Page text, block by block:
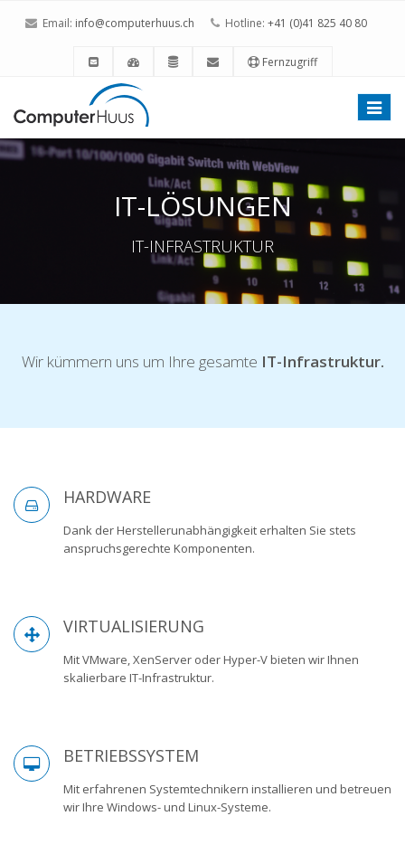
Email: info@computerhuus.ch Hotline: +41 (0)41 825 40 80
Fernzugriff
Toggle
IT-LÖSUNGEN
IT-INFRASTRUKTUR
Wir kümmern uns um Ihre gesamte IT-Infrastruktur.
HARDWARE
Dank der Herstellerunabhängigkeit erhalten Sie stets
anspruchsgerechte Komponenten.
VIRTUALISIERUNG
Mit VMware, XenServer oder Hyper-V bieten wir Ihnen
skalierbare IT-Infrastruktur.
BETRIEBSSYSTEM
Mit erfahrenen Systemtechnikern installieren und betreuen
wir Ihre Windows- und Linux-Systeme.